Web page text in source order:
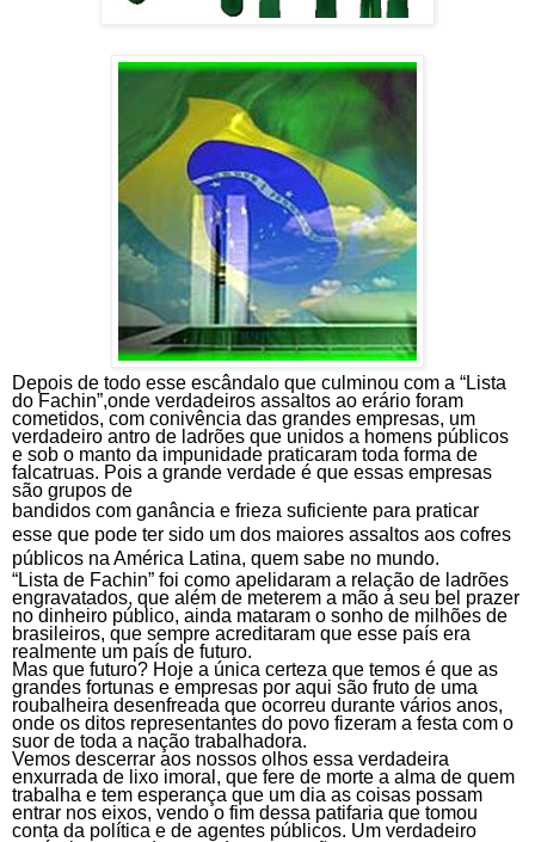
Depois de todo esse escândalo que culminou com a “Lista
do Fachin”,onde verdadeiros assaltos ao erário foram
cometidos, com conivência das grandes empresas, um
verdadeiro antro de ladrões que unidos a homens públicos
e sob o manto da impunidade praticaram toda forma de
falcatruas. Pois a grande verdade é que essas empresas
são grupos de
bandidos com ganância e frieza suficiente para praticar
esse que pode ter sido um dos maiores assaltos aos cofres
públicos na América Latina, quem sabe no mundo.
“Lista de Fachin” foi como apelidaram a relação de ladrões
engravatados, que além de meterem a mão a seu bel prazer
no dinheiro público, ainda mataram o sonho de milhões de
brasileiros, que sempre acreditaram que esse país era
realmente um país de futuro.
Mas que futuro? Hoje a única certeza que temos é que as
grandes fortunas e empresas por aqui são fruto de uma
roubalheira desenfreada que ocorreu durante vários anos,
onde os ditos representantes do povo fizeram a festa com o
suor de toda a nação trabalhadora.
Vemos descerrar aos nossos olhos essa verdadeira
enxurrada de lixo imoral, que fere de morte a alma de quem
trabalha e tem esperança que um dia as coisas possam
entrar nos eixos, vendo o fim dessa patifaria que tomou
conta da política e de agentes públicos. Um verdadeiro